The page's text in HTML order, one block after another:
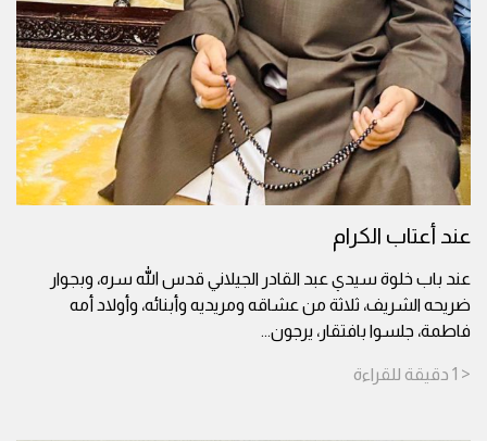
عند أعتاب الكرام
عند باب خلوة سيدي عبد القادر الجيلاني قدس الله سره، وبجوار
ضريحه الشريف، ثلاثة من عشاقه ومريديه وأبنائه، وأولاد أمه
فاطمة، جلسوا بافتقار، يرجون...
< 1 دقيقة للقراءة